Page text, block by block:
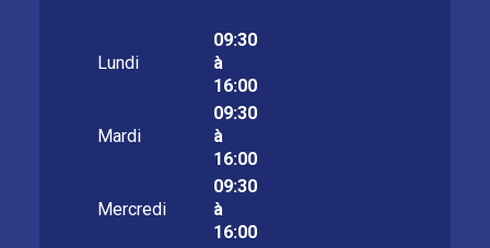
Lundi
09:30
à
16:00
Mardi
09:30
à
16:00
Mercredi
09:30
à
16:00